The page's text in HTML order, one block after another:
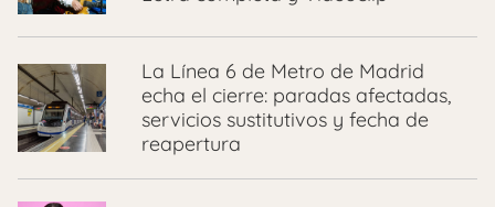
La Línea 6 de Metro de Madrid
echa el cierre: paradas afectadas,
servicios sustitutivos y fecha de
reapertura